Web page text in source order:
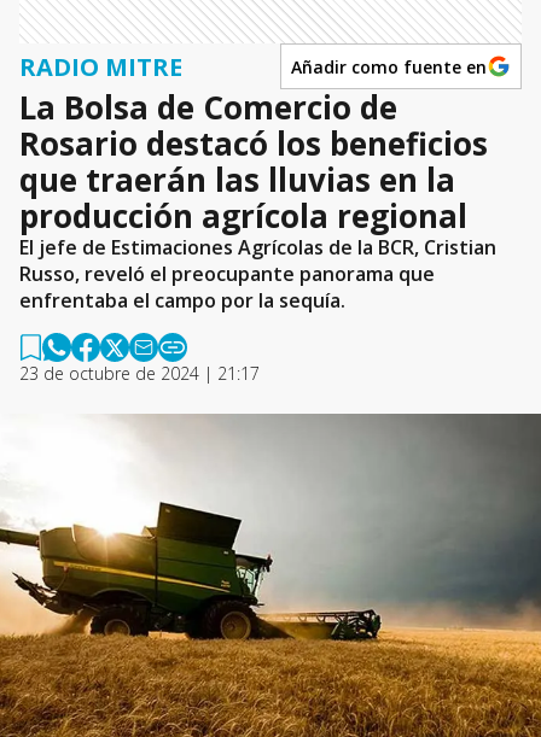
RADIO MITRE Añadir como fuente en
La Bolsa de Comercio de
Rosario destacó los beneficios
que traerán las lluvias en la
producción agrícola regional
El jefe de Estimaciones Agrícolas de la BCR, Cristian
Russo, reveló el preocupante panorama que
enfrentaba el campo por la sequía.
23 de octubre de 2024 | 21:17